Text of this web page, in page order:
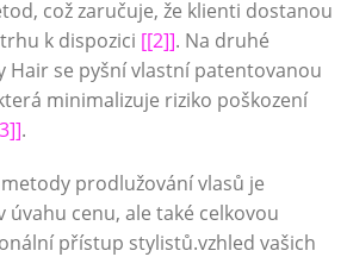
což zaručuje, že klienti dostanou
k dispozici [[2]]. Na druhé
Hair se pyšní vlastní patentovanou
minimalizuje riziko poškození
.
prodlužování vlasů je
úvahu cenu, ale také celkovou
přístup stylistů.vzhled vašich